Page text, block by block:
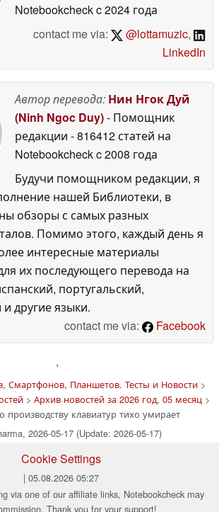
Notebookcheckc 2024 года
contact me via:
@lottamuzic,
LinkedIn
Автор перевода: Нин Нгок Дуй
(Ninh Ngoc Duy)- Помощник
редакции - 816412 статей на
Notebookcheckc 2008 года
Будучи помощником редакции, я
нашей Библиотеки, в
обзоры с самых разных
Помимо этого, каждый день я
интересные материалы
их последующего перевода на
португальский,
другие языки.
contact me via:
Facebook
'
Смартфонов, Планшетов. Тесты и Новости>
> Архив новостей за 2026 год, 05 месяц>
производству клавиатур тихо умирает
2026-05-17 (Update: 2026-05-17)
Cookie Settings
| 05.08.2026 05:27
via one of our affiliate links, Notebookcheck may
Thank you for your support!